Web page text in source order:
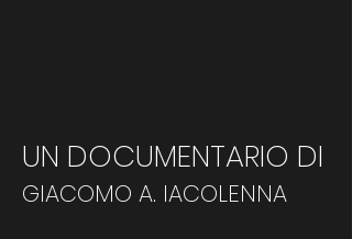
UN DOCUMENTARIO DI
GIACOMO A. IACOLENNA